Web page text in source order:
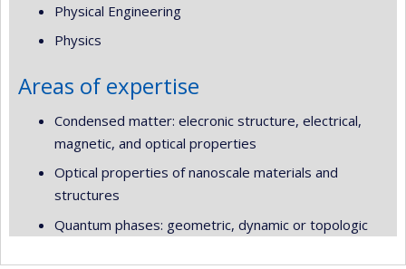
Physical Engineering
Physics
Areas of expertise
Condensed matter: elecronic structure, electrical,
magnetic, and optical properties
Optical properties of nanoscale materials and
structures
Quantum phases: geometric, dynamic or topologic